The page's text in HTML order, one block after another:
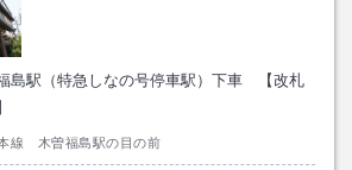
島駅（特急しなの号停車駅）下車 【改札
線 木曽福島駅の目の前